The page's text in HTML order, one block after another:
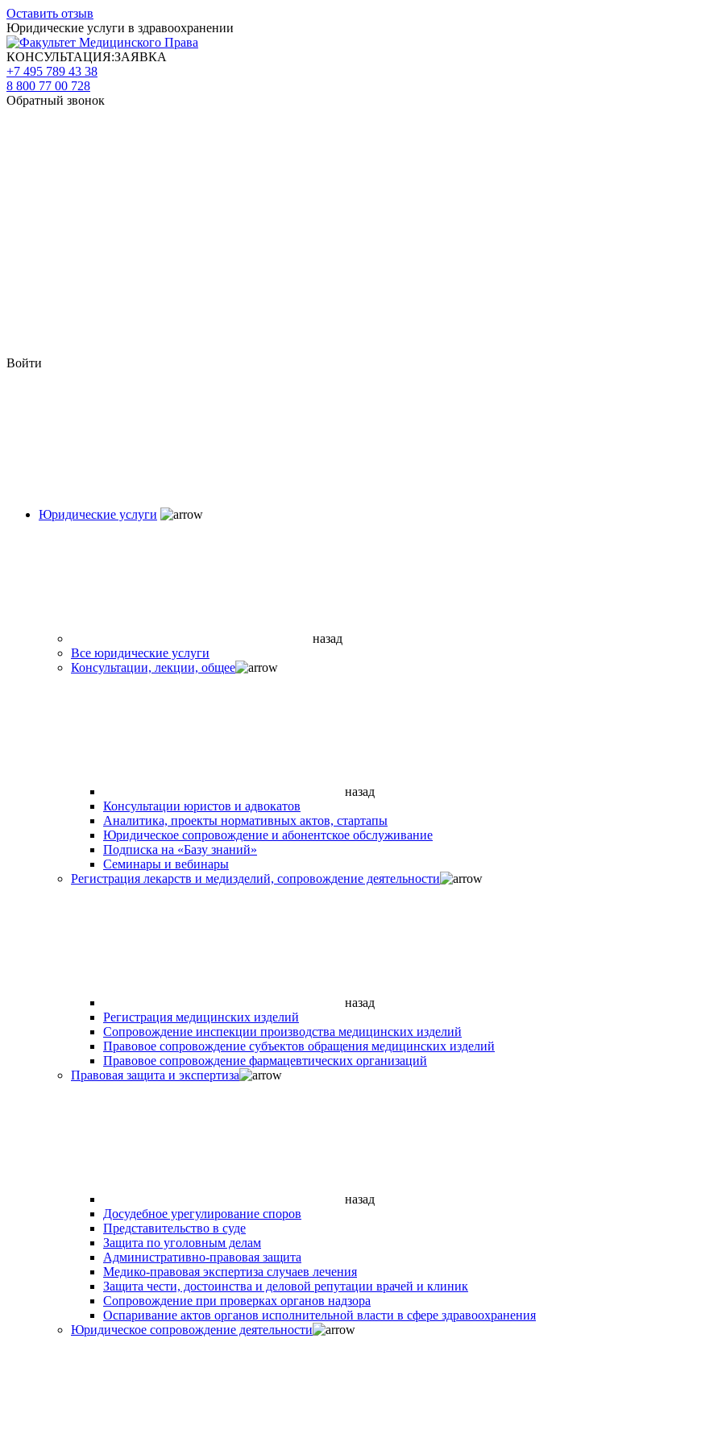
Оставить отзыв
Юридические услуги в здравоохранении
КОНСУЛЬТАЦИЯ:ЗАЯВКА
+7 495 789 43 38
8 800 77 00 728
Обратный звонок
Войти
Юридические услуги
назад
Все юридические услуги
Консультации, лекции, общее
назад
Консультации юристов и адвокатов
Аналитика, проекты нормативных актов, стартапы
Юридическое сопровождение и абонентское обслуживание
Подписка на «Базу знаний»
Семинары и вебинары
Регистрация лекарств и медизделий, сопровождение деятельности
назад
Регистрация медицинских изделий
Сопровождение инспекции производства медицинских изделий
Правовое сопровождение субъектов обращения медицинских изделий
Правовое сопровождение фармацевтических организаций
Правовая защита и экспертиза
назад
Досудебное урегулирование споров
Представительство в суде
Защита по уголовным делам
Административно-правовая защита
Медико-правовая экспертиза случаев лечения
Защита чести, достоинства и деловой репутации врачей и клиник
Сопровождение при проверках органов надзора
Оспаривание актов органов исполнительной власти в сфере здравоохранения
Юридическое сопровождение деятельности